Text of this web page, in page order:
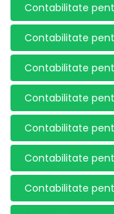
Contabilitate
Contabilitate
Contabilitate
Contabilitate
Contabilitate
Contabilitate
Contabilitate